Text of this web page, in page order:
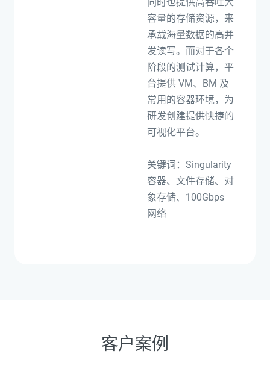
同时也提供高吞吐大
容量的存储资源，来
承载海量数据的高并
发读写。而对于各个
阶段的测试计算，平
台提供 VM、BM 及
常用的容器环境，为
研发创建提供快捷的
可视化平台。
关键词：Singularity
容器、文件存储、对
象存储、100Gbps
网络
客户案例